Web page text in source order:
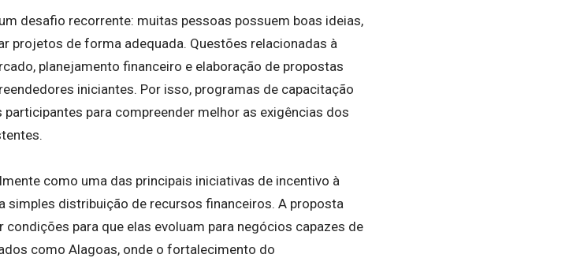
desafio recorrente: muitas pessoas possuem boas ideias,
projetos de forma adequada. Questões relacionadas à
planejamento financeiro e elaboração de propostas
iniciantes. Por isso, programas de capacitação
para compreender melhor as exigências dos
como uma das principais iniciativas de incentivo à
simples distribuição de recursos financeiros. A proposta
para que elas evoluam para negócios capazes de
como Alagoas, onde o fortalecimento do